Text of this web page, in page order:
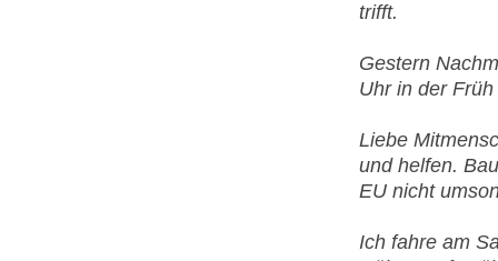
trifft.
Gestern
Uhr in der
Liebe
und helfen.
EU nicht
Ich fahre am